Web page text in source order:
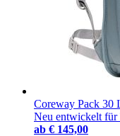
Coreway Pack 30
Neu entwickelt
ab € 145,00